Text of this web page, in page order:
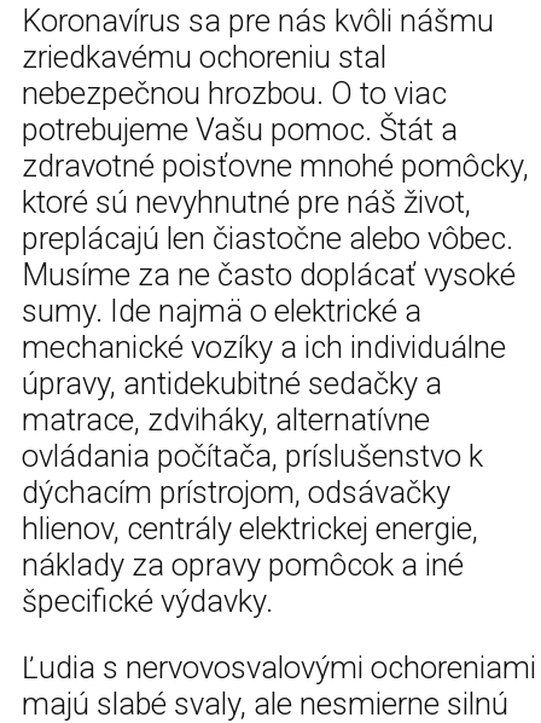
Koronavírus sa pre nás kvôli nášmu
zriedkavému ochoreniu stal
nebezpečnou hrozbou. O to viac
potrebujeme Vašu pomoc. Štát a
zdravotné poisťovne mnohé pomôcky,
ktoré sú nevyhnutné pre náš život,
preplácajú len čiastočne alebo vôbec.
Musíme za ne často doplácať vysoké
sumy. Ide najmä o elektrické a
mechanické vozíky a ich individuálne
úpravy, antidekubitné sedačky a
matrace, zdviháky, alternatívne
ovládania počítača, príslušenstvo k
dýchacím prístrojom, odsávačky
hlienov, centrály elektrickej energie,
náklady za opravy pomôcok a iné
špecifické výdavky.
Ľudia s nervovosvalovými ochoreniami
majú slabé svaly, ale nesmierne silnú